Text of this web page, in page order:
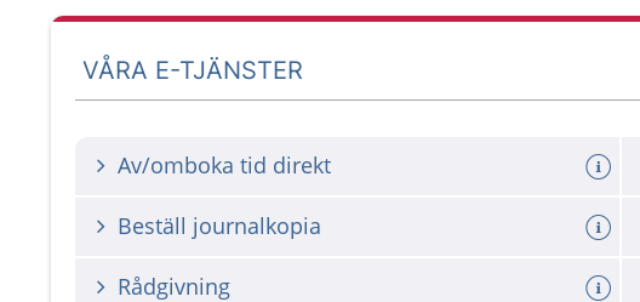
VÅRA E-TJÄNSTER
Av/omboka tid direkt
Beställ journalkopia
Rådgivning